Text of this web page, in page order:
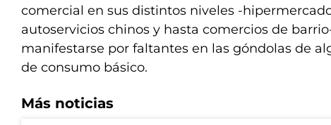
comercial en sus distintos niveles -
autoservicios chinos y hasta comercios de
manifestarse por faltantes en las góndolas de
de consumo básico.
Más noticias